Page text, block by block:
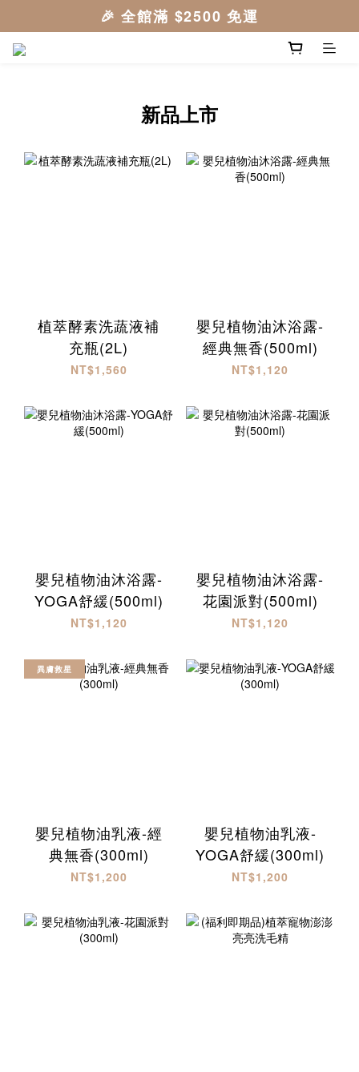
新品上市
植萃酵素洗蔬液補
充瓶(2L)
NT$1,560
嬰兒植物油沐浴露-
經典無香(500ml)
NT$1,120
嬰兒植物油沐浴露-
YOGA舒緩(500ml)
NT$1,120
嬰兒植物油沐浴露-
花園派對(500ml)
NT$1,120
異膚救星
嬰兒植物油乳液-經
典無香(300ml)
NT$1,200
嬰兒植物油乳液-
YOGA舒緩(300ml)
NT$1,200